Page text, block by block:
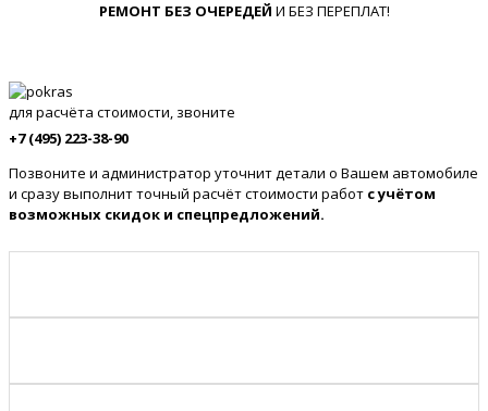
РЕМОНТ БЕЗ ОЧЕРЕДЕЙ И БЕЗ ПЕРЕПЛАТ!
для расчёта стоимости, звоните
+7 (495) 223-38-90
Позвоните и администратор уточнит детали о Вашем автомобиле
и сразу выполнит точный расчёт стоимости работ с учётом
возможных скидок и спецпредложений.